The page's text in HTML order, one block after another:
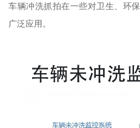
车辆冲洗抓拍在一些对卫生、环
广泛应用。